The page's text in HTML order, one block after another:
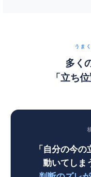
うま
多く
「立ち
「自分の今
動いてしま